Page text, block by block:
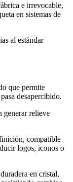
e irrevocable,
en sistemas de
al estándar
que permite
desapercibido.
generar relieve
compatible
logos, iconos o
en cristal,